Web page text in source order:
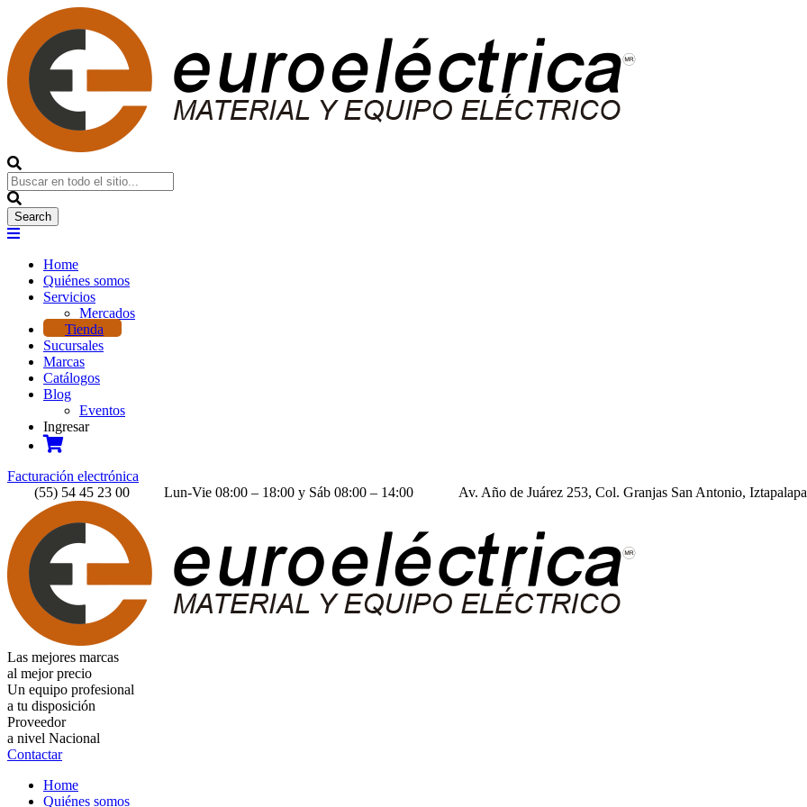
Home
Quiénes somos
Servicios
Mercados
Tienda
Sucursales
Marcas
Catálogos
Blog
Eventos
Ingresar
Facturación electrónica
(55) 54 45 23 00
Lun-Vie 08:00 – 18:00 y Sáb 08:00 – 14:00 Av. Año de Juárez 253, Col. Granjas San Antonio,
Las mejores marcas
al mejor precio
Un equipo profesional
a tu disposición
Proveedor
a nivel Nacional
Contactar
Home
Quiénes somos